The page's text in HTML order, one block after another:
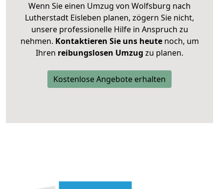
Wenn Sie einen Umzug von Wolfsburg nach
Lutherstadt Eisleben planen, zögern Sie nicht,
unsere professionelle Hilfe in Anspruch zu
nehmen. Kontaktieren Sie uns heutenoch, um
Ihren reibungslosen Umzug zu planen.
Kostenlose Angebote erhalten